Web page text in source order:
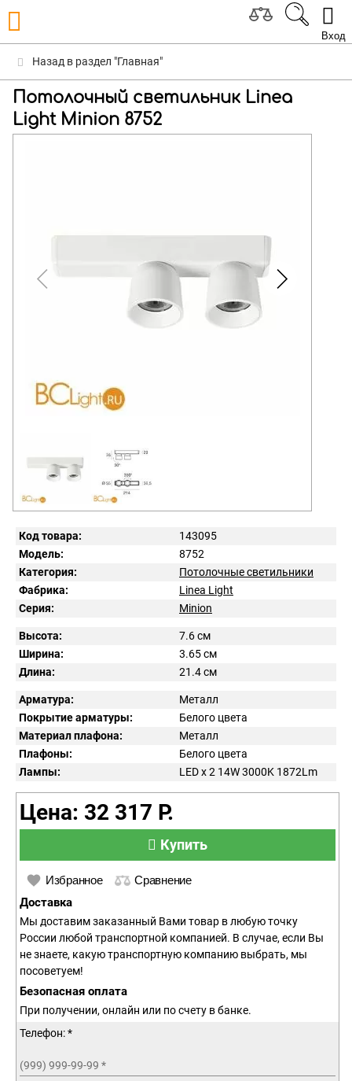
Вход
Назад в раздел "Главная"
Потолочный светильник Linea
Light Minion 8752
Код товара:
143095
Модель:
8752
Категория:
Потолочные светильники
Фабрика:
Linea Light
Серия:
Minion
Высота:
7.6 см
Ширина:
3.65 см
Длина:
21.4 см
Арматура:
Металл
Покрытие арматуры:
Белого цвета
Материал плафона:
Металл
Плафоны:
Белого цвета
Лампы:
LED x 2 14W 3000K 1872Lm
Цена: 32 317 Р.
Купить
Избранное Сравнение
Доставка
Мы доставим заказанный Вами товар в любую точку
России любой транспортной компанией. В случае, если Вы
не знаете, какую транспортную компанию выбрать, мы
посоветуем!
Безопасная оплата
При получении, онлайн или по счету в банке.
Телефон: *
(999) 999-99-99 *